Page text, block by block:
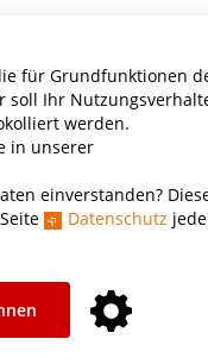
für Grundfunktionen
soll Ihr
werden.
in unserer
einverstanden?
Datenschutz